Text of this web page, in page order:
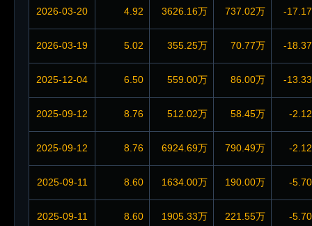
2026-03-20 4.92 3626.16万 737.02万 -
2026-03-19 5.02 355.25万 70.77万 -
2025-12-04 6.50 559.00万 86.00万 -
2025-09-12 8.76 512.02万 58.45万 -
2025-09-12 8.76 6924.69万 790.49万 -
2025-09-11 8.60 1634.00万 190.00万 -
2025-09-11 8.60 1905.33万 221.55万 -